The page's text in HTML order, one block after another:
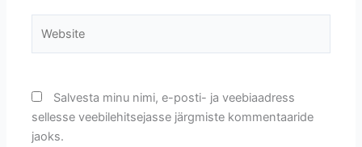
Salvesta minu nimi, e-posti- ja veebiaadress
sellesse veebilehitsejasse järgmiste kommentaaride
jaoks.